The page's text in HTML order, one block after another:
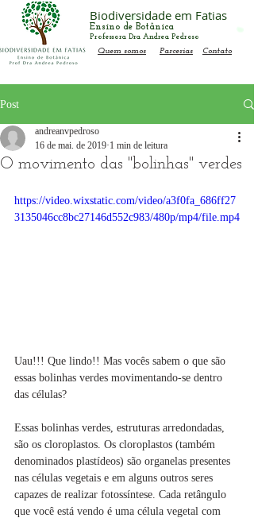
Biodiversidade em Fatias
Ensino de Botânica
Professora Dra Andrea Pedroso
Quem somos
Parcerias Contato
Post
O movimento das "bolinhas" verdes
andreanvpedroso
16 de mai. de 2019 1 min de leitura
https://video.wixstatic.com/video/a3f0fa_686ff27
3135046cc8bc27146d552c983/480p/mp4/file.mp4
Uau!!! Que lindo!! Mas vocês sabem o que são
essas bolinhas verdes movimentando-se dentro
das células?
Essas bolinhas verdes, estruturas arredondadas,
são os cloroplastos. Os cloroplastos (também
denominados plastídeos) são organelas presentes
nas células vegetais e em alguns outros seres
capazes de realizar fotossíntese. Cada retângulo
que você está vendo é uma célula vegetal com